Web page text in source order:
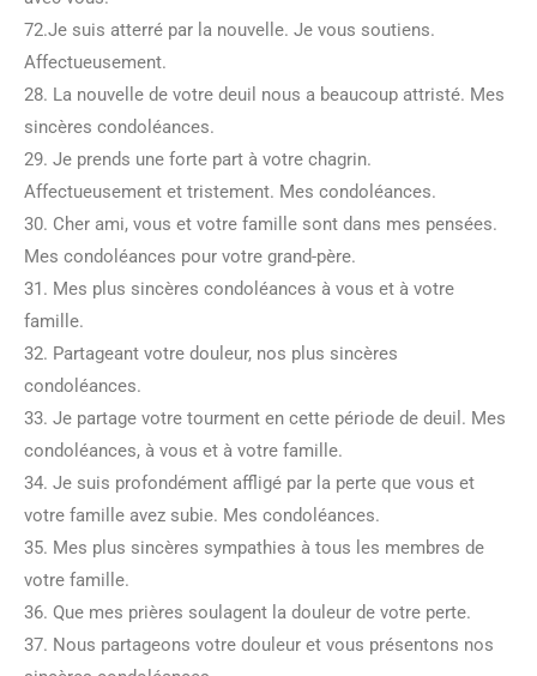
72.Je suis atterré par la nouvelle. Je vous soutiens.
Affectueusement.
28. La nouvelle de votre deuil nous a beaucoup attristé. Mes
sincères condoléances.
29. Je prends une forte part à votre chagrin.
Affectueusement et tristement. Mes condoléances.
30. Cher ami, vous et votre famille sont dans mes pensées.
Mes condoléances pour votre grand-père.
31. Mes plus sincères condoléances à vous et à votre
famille.
32. Partageant votre douleur, nos plus sincères
condoléances.
33. Je partage votre tourment en cette période de deuil. Mes
condoléances, à vous et à votre famille.
34. Je suis profondément affligé par la perte que vous et
votre famille avez subie. Mes condoléances.
35. Mes plus sincères sympathies à tous les membres de
votre famille.
36. Que mes prières soulagent la douleur de votre perte.
37. Nous partageons votre douleur et vous présentons nos